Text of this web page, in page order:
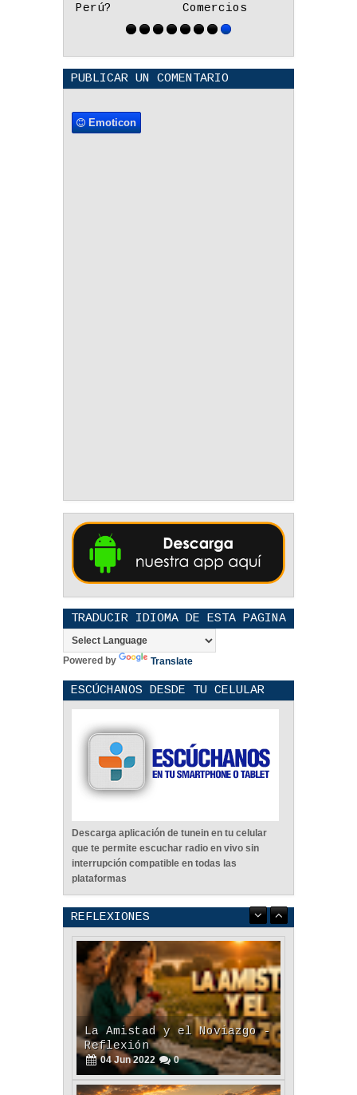
Perú? Comercios
PUBLICAR UN COMENTARIO
Emoticon
TRADUCIR IDIOMA DE ESTA PAGINA
Powered by Translate
ESCÚCHANOS DESDE TU CELULAR
Descarga aplicación de tunein en tu celular
que te permite escuchar radio en vivo sin
interrupción compatible en todas las
plataformas
REFLEXIONES
La Amistad y el Noviazgo -
Reflexión
04 Jun 2022 0